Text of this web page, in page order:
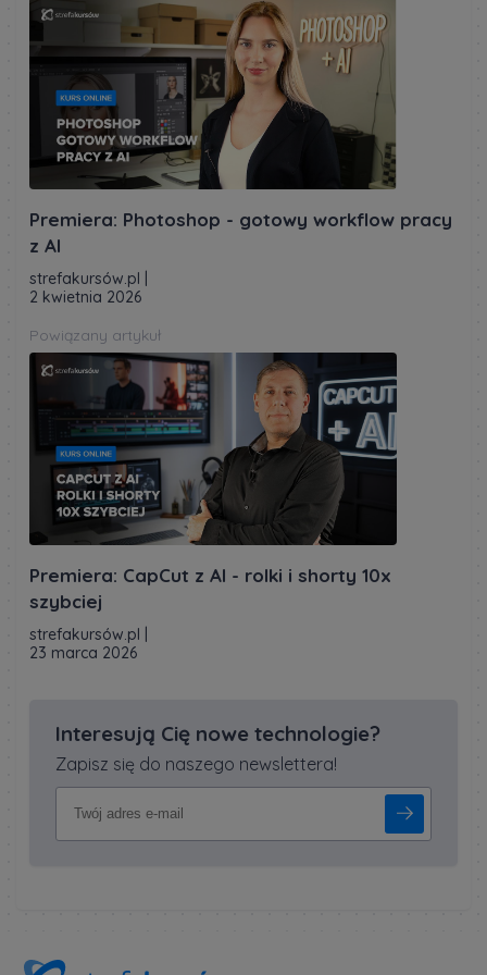
Premiera: Photoshop - gotowy workflow pracy
z AI
strefakursów.pl
2 kwietnia 2026
Powiązany artykuł
Premiera: CapCut z AI - rolki i shorty 10x
szybciej
strefakursów.pl
23 marca 2026
Interesują Cię nowe technologie?
Zapisz się do naszego newslettera!